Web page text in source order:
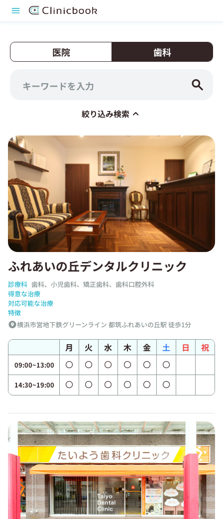
医院 歯科
絞り込み検索
ふれあいの丘デンタルクリニック
診療科 歯科、小児歯科、矯正歯科、歯科口腔外科
得意な治療
対応可能な治療
特徴
横浜市営地下鉄グリーンライン 都筑ふれあいの丘駅 徒歩1分
月 火 水 木 金 土 日 祝
09:00~13:00
14:30~19:00